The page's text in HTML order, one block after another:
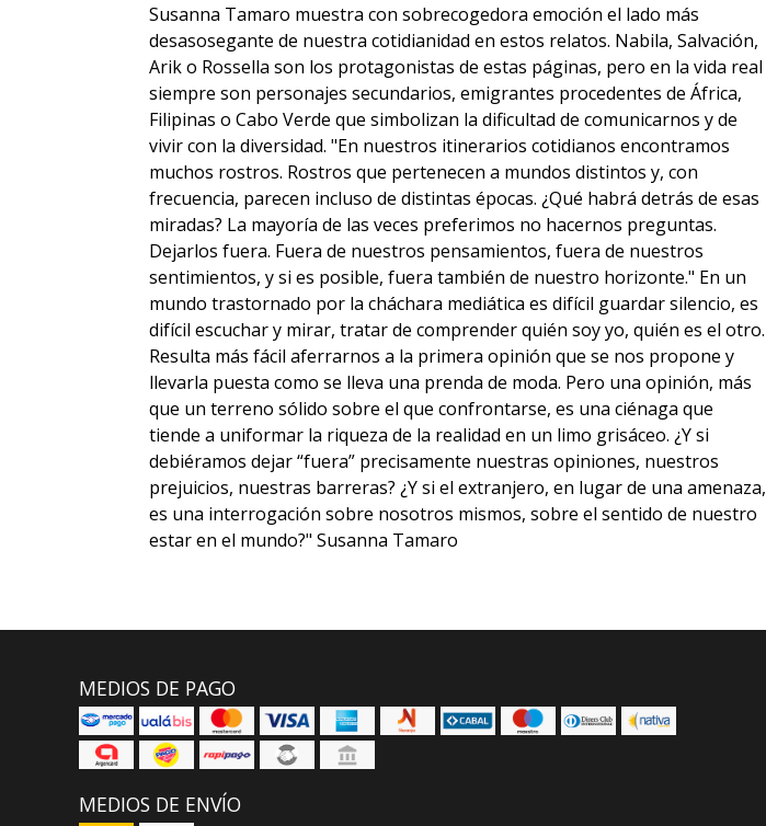
Susanna Tamaro muestra con sobrecogedora emoción el lado más
desasosegante de nuestra cotidianidad en estos relatos. Nabila, Salvación,
Arik o Rossella son los protagonistas de estas páginas, pero en la vida real
siempre son personajes secundarios, emigrantes procedentes de África,
Filipinas o Cabo Verde que simbolizan la dificultad de comunicarnos y de
vivir con la diversidad. "En nuestros itinerarios cotidianos encontramos
muchos rostros. Rostros que pertenecen a mundos distintos y, con
frecuencia, parecen incluso de distintas épocas. ¿Qué habrá detrás de esas
miradas? La mayoría de las veces preferimos no hacernos preguntas.
Dejarlos fuera. Fuera de nuestros pensamientos, fuera de nuestros
sentimientos, y si es posible, fuera también de nuestro horizonte." En un
mundo trastornado por la cháchara mediática es difícil guardar silencio, es
difícil escuchar y mirar, tratar de comprender quién soy yo, quién es el otro.
Resulta más fácil aferrarnos a la primera opinión que se nos propone y
llevarla puesta como se lleva una prenda de moda. Pero una opinión, más
que un terreno sólido sobre el que confrontarse, es una ciénaga que
tiende a uniformar la riqueza de la realidad en un limo grisáceo. ¿Y si
debiéramos dejar “fuera” precisamente nuestras opiniones, nuestros
prejuicios, nuestras barreras? ¿Y si el extranjero, en lugar de una amenaza,
es una interrogación sobre nosotros mismos, sobre el sentido de nuestro
estar en el mundo?" Susanna Tamaro
MEDIOS DE PAGO
MEDIOS DE ENVÍO